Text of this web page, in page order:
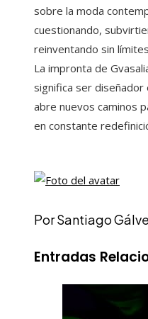
sobre la moda
cuestionando,
reinventando sin
La impronta de
significa ser diseñador
abre nuevos caminos
en constante
Por Santiago
Entradas